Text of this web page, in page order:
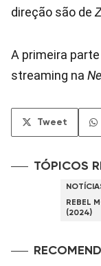
direção são de
A primeira parte
streaming na
Tweet
TÓPICOS
REBEL
(2024)